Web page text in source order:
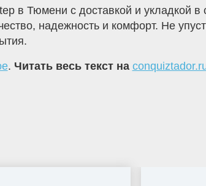
в Тюмени с доставкой и укладкой
надежность и комфорт. Не
. Читать весь текст на